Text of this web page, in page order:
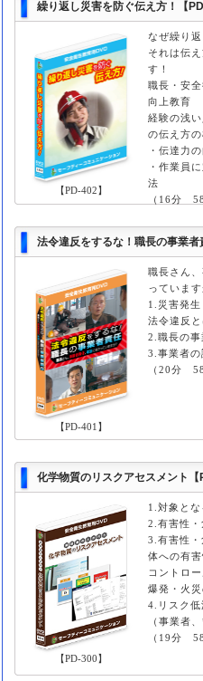
繰り返し災害を防ぐ伝え方！【
【PD-402】
なぜ繰り
それは伝
す！
職長・安
向上教育
経験の浅
の伝え方
・伝達力
・作業員
法
（16分
法令違反をするな！職長の事業
【PD-401】
職長さん
っていま
1.災害発
法令違反
2.職長の
3.事業者
（20分
化学物質のリスクアセスメント
【PD-300】
1.対象と
2.有害性
3.有害性
体への有
コントロ
爆発・火
4.リスク
（事業者
（19分